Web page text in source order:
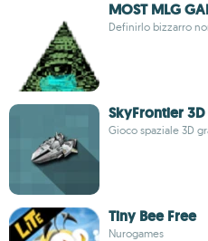
MOST MLG
Definirlo bizzarro
SkyFrontier 3D
Gioco spaziale 3D
Tiny Bee Free
Nurogames